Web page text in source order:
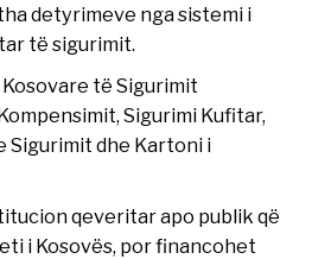
detyrimeve nga sistemi i
të sigurimit.
të Sigurimit
Sigurimi Kufitar,
Sigurimit dhe Kartoni i
qeveritar apo publik që
i Kosovës, por financohet